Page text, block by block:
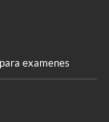
examenes